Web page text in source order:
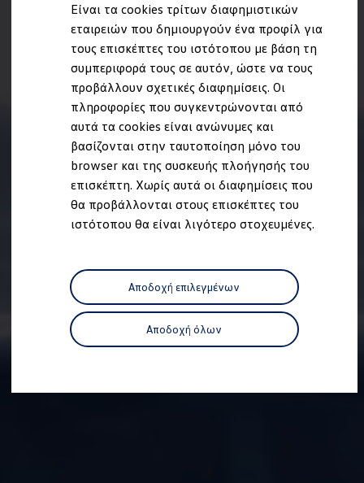
Είναι τα cookies τρίτων διαφημιστικών
εταιρειών που δημιουργούν ένα προφίλ για
τους επισκέπτες του ιστότοπου με βάση τη
συμπεριφορά τους σε αυτόν, ώστε να τους
προβάλλουν σχετικές διαφημίσεις. Οι
πληροφορίες που συγκεντρώνονται από
αυτά τα cookies είναι ανώνυμες και
βασίζονται στην ταυτοποίηση μόνο του
browser και της συσκευής πλοήγησής του
επισκέπτη. Χωρίς αυτά οι διαφημίσεις που
θα προβάλλονται στους επισκέπτες του
ιστότοπου θα είναι λιγότερο στοχευμένες.
Αποδοχή επιλεγμένων
Αποδοχή όλων
We Charge - Υπηρεσία Φόρτισης
Πληροφορίες Πελάτη
Ανακύκλωση & Επιστροφή
Ανακλήσεις ασφαλείας και Τεχνικά μέτρα
Προειδοποιητικές και ενδεικτικές λυχνίες
Eνημερώσεις λογισμικού
Digital Manual - Ψηφιακό εγχειρίδιο
XTL diesel fuel
Υπηρεσίες Volkswagen
Υπηρεσίες Volkswagen Click@Service
Pick Up & Delivery
Φροντίδα Clean Plus
Επαγγελματικά Οχήματα Volkswagen
Συντήρηση & Επισκευή Επαγγελματικών
Σημαντικές πληροφορίες
Εγγύηση Επαγγελματικών Volkswagen
Εξουσιοδοτημένο Δίκτυο Volkswagen
Αστυπάλαια: Κίνητρα Επιδότησης
Volkswagen Bulli - 75 Χρόνια Κληρονομιάς
Bulli magazine
VW Bus History